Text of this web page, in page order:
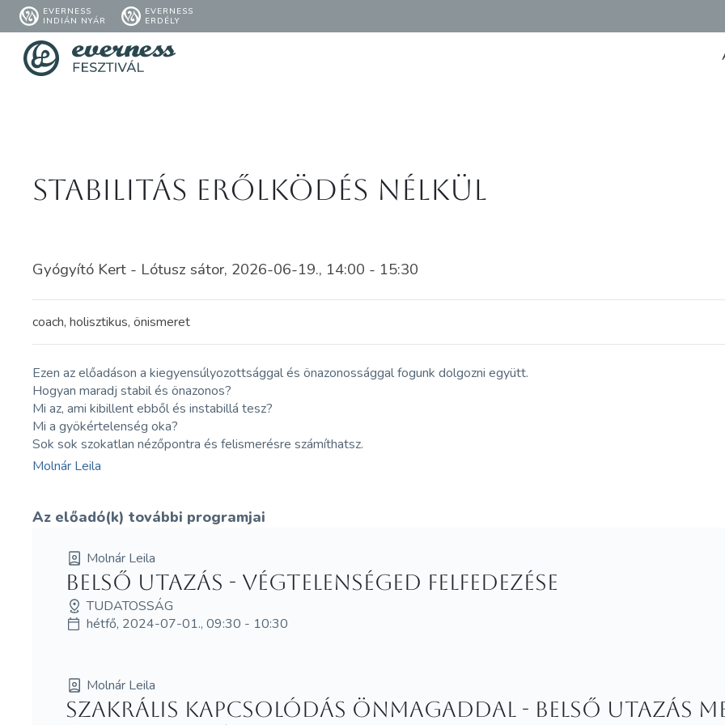
EVERNESS
INDIÁN NYÁR
EVERNESS
ERDÉLY
Stabilitás erőlködés nélkül
Gyógyító Kert - Lótusz sátor, 2026-06-19., 14:00 - 15:30
coach, holisztikus, önismeret
Ezen az előadáson a kiegyensúlyozottsággal és önazonossággal fogunk dolgozni együtt.
Hogyan maradj stabil és önazonos?
Mi az, ami kibillent ebből és instabillá tesz?
Mi a gyökértelenség oka?
Sok sok szokatlan nézőpontra és felismerésre számíthatsz.
Molnár Leila
Az előadó(k) további programjai
Molnár Leila
Belső utazás - Végtelenséged felfedezése
TUDATOSSÁG
hétfő, 2024-07-01., 09:30 - 10:30
Molnár Leila
Szakrális kapcsolódás önmagaddal - belső utazás